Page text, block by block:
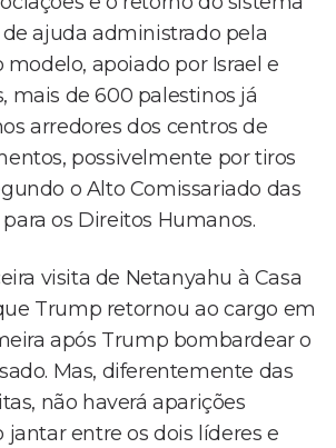
ajuda administrado pela
apoiado por Israel e
mais de 600 palestinos já
arredores dos centros de
possivelmente por tiros
o Alto Comissariado das
os Direitos Humanos.
visita de Netanyahu à Casa
Trump retornou ao cargo em
após Trump bombardear o
Mas, diferentemente das
não haverá aparições
jantar entre os dois líderes e